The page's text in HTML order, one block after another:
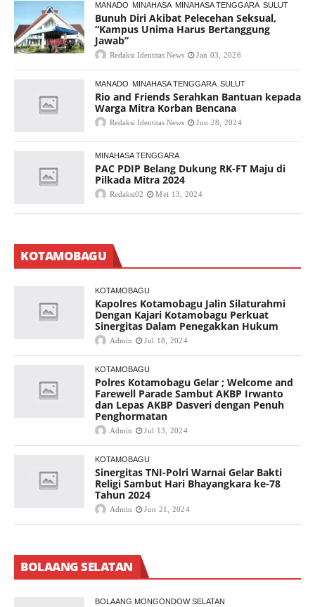
MANADO MINAHASA MINAHASA TENGGARA SULUT
Bunuh Diri Akibat Pelecehan Seksual,
“Kampus Unima Harus Bertanggung
Jawab”
Redaksi Identitas News Jan 03, 2026
MANADO MINAHASA TENGGARA SULUT
Rio and Friends Serahkan Bantuan kepada
Warga Mitra Korban Bencana
Redaksi Identitas News Jun 28, 2024
MINAHASA TENGGARA
PAC PDIP Belang Dukung RK-FT Maju di
Pilkada Mitra 2024
Redaksi02 Mei 13, 2024
KOTAMOBAGU
KOTAMOBAGU
Kapolres Kotamobagu Jalin Silaturahmi
Dengan Kajari Kotamobagu Perkuat
Sinergitas Dalam Penegakkan Hukum
Admin Jul 18, 2024
KOTAMOBAGU
Polres Kotamobagu Gelar ; Welcome and
Farewell Parade Sambut AKBP Irwanto
dan Lepas AKBP Dasveri dengan Penuh
Penghormatan
Admin Jul 13, 2024
KOTAMOBAGU
Sinergitas TNI-Polri Warnai Gelar Bakti
Religi Sambut Hari Bhayangkara ke-78
Tahun 2024
Admin Jun 21, 2024
BOLAANG SELATAN
BOLAANG MONGONDOW SELATAN